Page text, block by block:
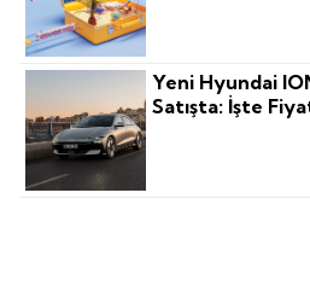
Yeni Hyundai
Satışta: İşte